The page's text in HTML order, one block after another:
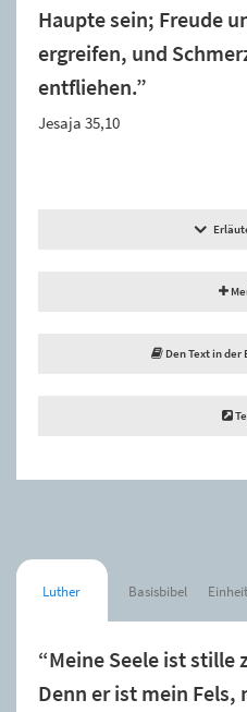
Haupte sein; Freude
ergreifen, und
entfliehen.”
Jesaja 35,10
Den Text in
Luther Basisbibel
“Meine Seele ist
Denn er ist mein Fels,